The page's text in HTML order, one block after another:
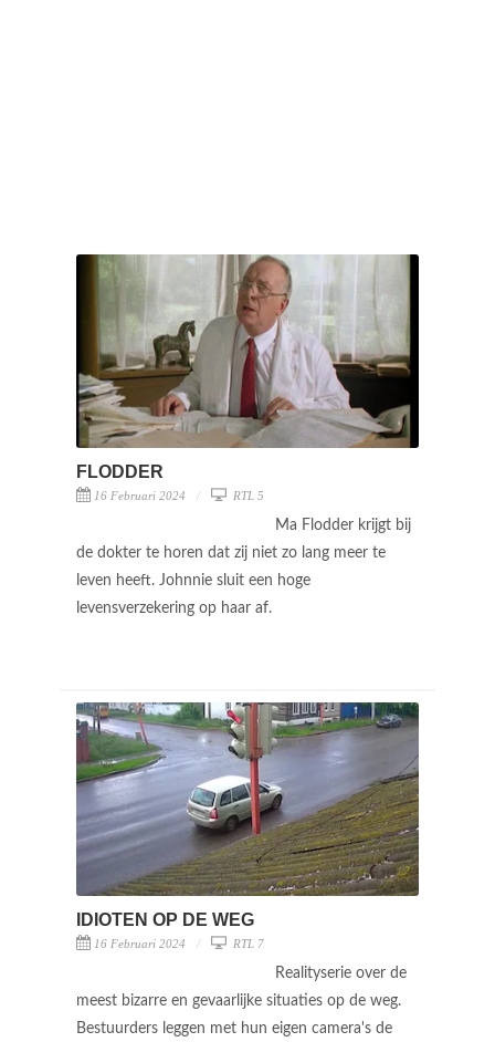
FLODDER
16 Februari 2024 RTL 5
Ma Flodder krijgt bij
de dokter te horen dat zij niet zo lang meer te
leven heeft. Johnnie sluit een hoge
levensverzekering op haar af.
IDIOTEN OP DE WEG
16 Februari 2024 RTL 7
Realityserie over de
meest bizarre en gevaarlijke situaties op de weg.
Bestuurders leggen met hun eigen camera's de